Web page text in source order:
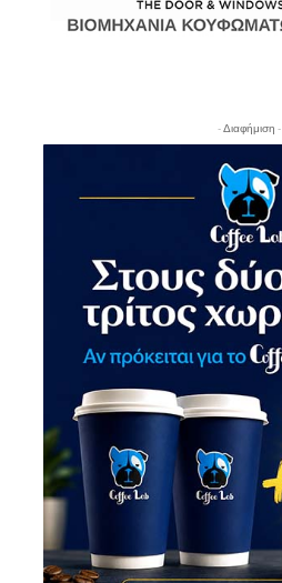
- Διαφήμιση -